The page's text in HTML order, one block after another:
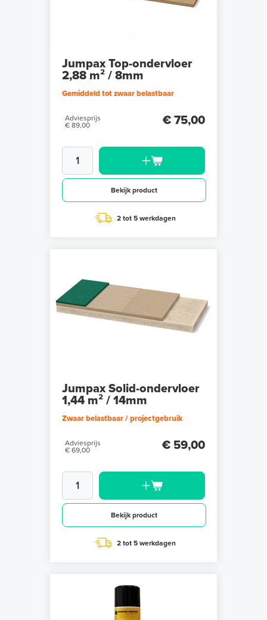
Jumpax Top-ondervloer
2,88 m² / 8mm
Gemiddeld tot zwaar belastbaar
Adviesprijs
€ 89,00
€ 75,00
Bekijk product
2 tot 5 werkdagen
Jumpax Solid-ondervloer
1,44 m² / 14mm
Zwaar belastbaar / projectgebruik
Adviesprijs
€ 69,00
€ 59,00
Bekijk product
2 tot 5 werkdagen